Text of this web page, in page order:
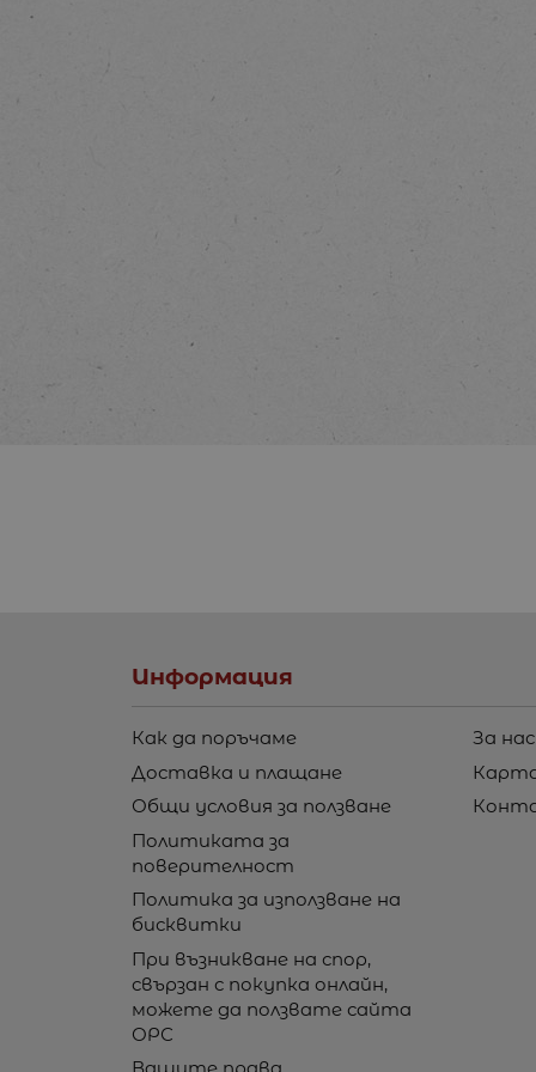
Информация
Как да поръчаме
Доставка и плащане
Общи условия за ползване
Политиката за
поверителност
Политика за използване на
бисквитки
При възникване на спор,
свързан с покупка онлайн,
можете да ползвате сайта
ОРС
За нас